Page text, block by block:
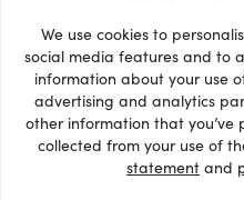
We use cookies to
social media features and to
information about your use
advertising and analytics
other information that you’ve
collected from your use of
statement and
33 +
Εμφάνιση